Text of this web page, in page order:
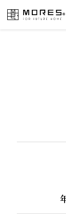
MORES